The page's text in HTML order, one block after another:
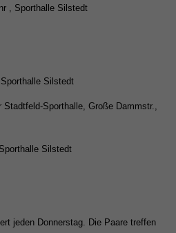
, Sporthalle Silstedt
Silstedt
Sporthalle, Große Dammstr.,
Silstedt
jeden Donnerstag. Die Paare treffen